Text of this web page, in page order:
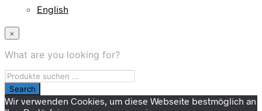
English
×
What are you looking for?
Wir verwenden Cookies, um diese Webseite bestmöglich an